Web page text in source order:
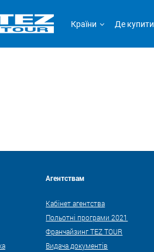
Країни Де купити
Агентствам
Кабінет агентства
Польотні програми 2021
Франчайзинг TEZ TOUR
Видача документів